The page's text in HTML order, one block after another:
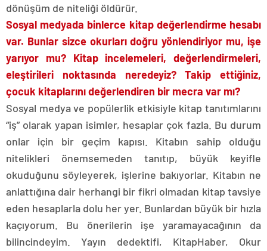
dönüşüm de niteliği öldürür.
Sosyal medyada binlerce kitap değerlendirme hesabı
var. Bunlar sizce okurları doğru yönlendiriyor mu, işe
yarıyor mu? Kitap incelemeleri, değerlendirmeleri,
eleştirileri noktasında neredeyiz? Takip ettiğiniz,
çocuk kitaplarını değerlendiren bir mecra var mı?
Sosyal medya ve popülerlik etkisiyle kitap tanıtımlarını
“iş” olarak yapan isimler, hesaplar çok fazla. Bu durum
onlar için bir geçim kapısı. Kitabın sahip olduğu
nitelikleri önemsemeden tanıtıp, büyük keyifle
okuduğunu söyleyerek, işlerine bakıyorlar. Kitabın ne
anlattığına dair herhangi bir fikri olmadan kitap tavsiye
eden hesaplarla dolu her yer. Bunlardan büyük bir hızla
kaçıyorum. Bu önerilerin işe yaramayacağının da
bilincindeyim. Yayın dedektifi, KitapHaber, Okur